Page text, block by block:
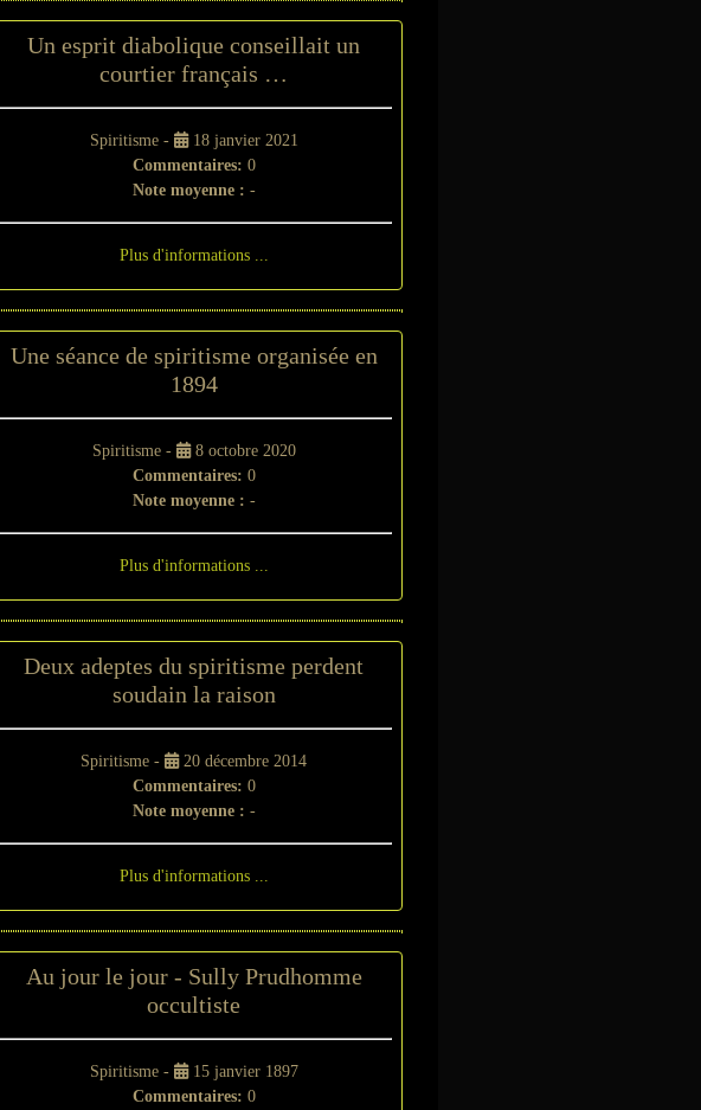
Un esprit diabolique conseillait un
courtier français …
Spiritisme -
18 janvier 2021
Commentaires: 0
Note moyenne : -
Plus d'informations ...
Une séance de spiritisme organisée en
1894
Spiritisme -
8 octobre 2020
Commentaires: 0
Note moyenne : -
Plus d'informations ...
Deux adeptes du spiritisme perdent
soudain la raison
Spiritisme -
20 décembre 2014
Commentaires: 0
Note moyenne : -
Plus d'informations ...
Au jour le jour - Sully Prudhomme
occultiste
Spiritisme -
15 janvier 1897
Commentaires: 0